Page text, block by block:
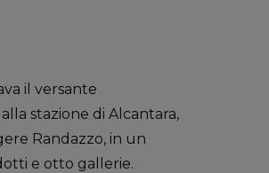
il versante
stazione di Alcantara,
Randazzo, in un
e otto gallerie.